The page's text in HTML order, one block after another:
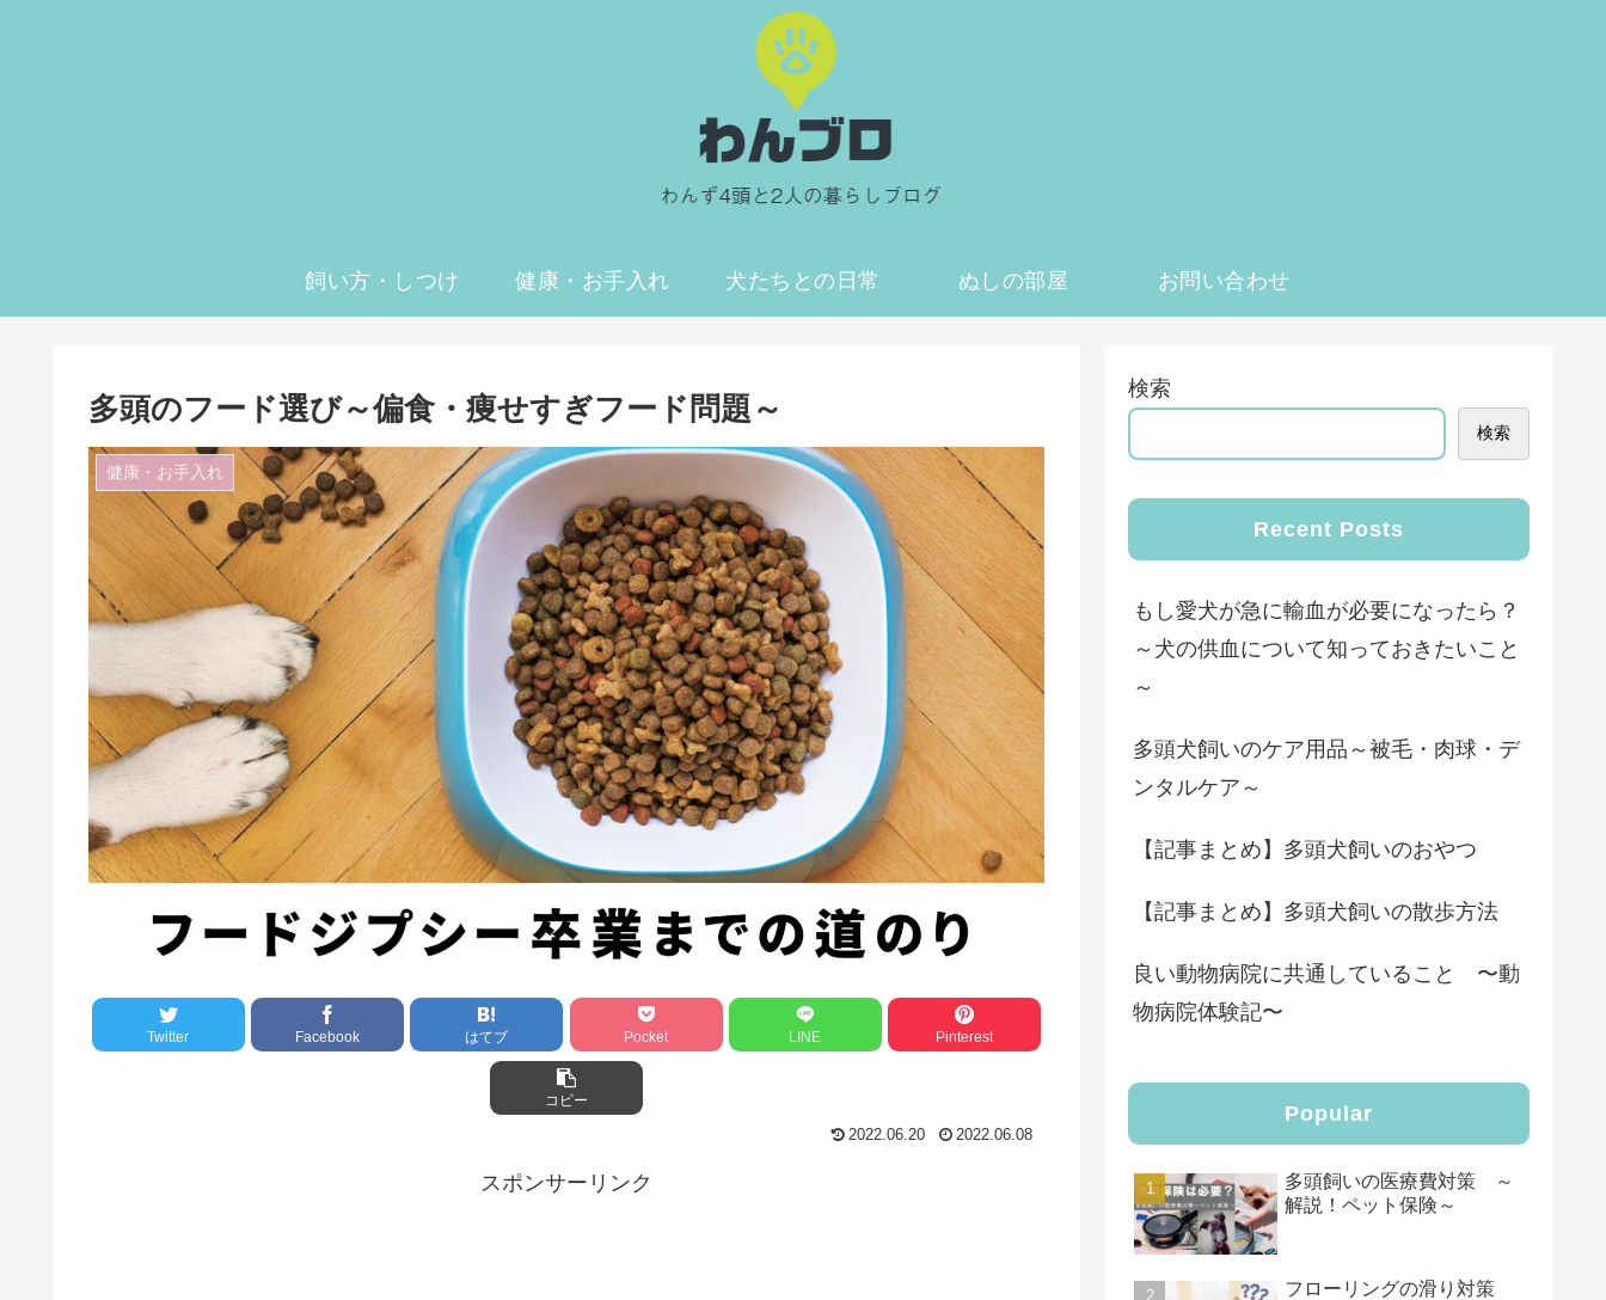
飼い方・しつけ 健康・お手入れ 犬たちとの日常 ぬしの部屋 お問い合わせ
多頭のフード選び～偏食・痩せすぎフード問題～
健康・お手入れ
Twitter Facebook はてブ Pocket LINE Pinterest
コピー
2022.06.20 2022.06.08
スポンサーリンク
検索
検索
Recent Posts
もし愛犬が急に輸血が必要になったら？
～犬の供血について知っておきたいこと
～
多頭犬飼いのケア用品～被毛・肉球・デ
ンタルケア～
【記事まとめ】多頭犬飼いのおやつ
【記事まとめ】多頭犬飼いの散歩方法
良い動物病院に共通していること 〜動
物病院体験記〜
Popular
多頭飼いの医療費対策 ～
解説！ペット保険～
フローリングの滑り対策